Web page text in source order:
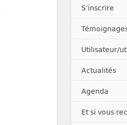
S’inscrire
Utilisateur/
Actualités
Agenda
Et si vous